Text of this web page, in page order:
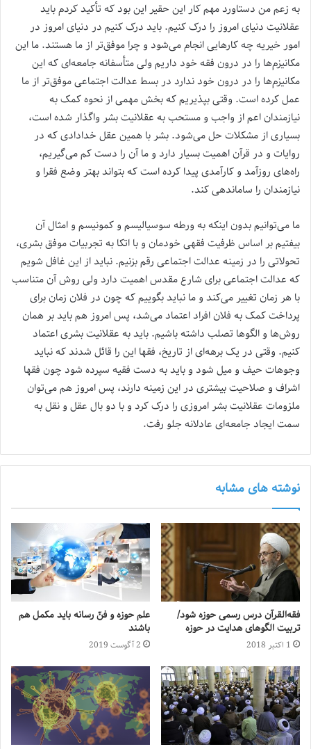
به زعم من دستاورد مهم کار این حقیر این بود که تأکید کردم باید
عقلانیت دنیای امروز را درک کنیم. باید درک کنیم در دنیای امروز در
امور خیریه چه کارهایی انجام می‌شود و چرا موفق‌تر از ما هستند. ما این
مکانیزم‌ها را در درون فقه خود داریم ولی متأسفانه جامعه‌ای که این
مکانیزم‌ها را در درون خود ندارد در بسط عدالت اجتماعی موفق‌تر از ما
عمل کرده است. وقتی بپذیریم که بخش مهمی از نحوه کمک به
نیازمندان اعم از واجب و مستحب به عقلانیت بشر واگذار شده است،
بسیاری از مشکلات حل می‌شود. بشر با همین عقل خدادادی که در
روایات و در قرآن اهمیت بسیار دارد و ما آن را دست کم می‌گیریم،
راه‌های روزآمد و کارآمدی پیدا کرده است که بتواند بهتر وضع فقرا و
نیازمندان را ساماندهی کند.
ما می‌توانیم بدون اینکه به ورطه سوسیالیسم و کمونیسم و امثال آن
بیفتیم بر اساس ظرفیت فقهی خودمان و با اتکا به تجربیات موفق بشری،
تحولاتی را در زمینه عدالت اجتماعی رقم بزنیم. نباید از این غافل شویم
که عدالت اجتماعی برای شارع مقدس اهمیت دارد ولی روش آن متناسب
با هر زمان تغییر می‌کند و ما نباید بگوییم که چون در فلان زمان برای
پرداخت کمک به فلان افراد اعتماد می‌شد، پس امروز هم باید بر همان
روش‌ها و الگوها تصلب داشته باشیم. باید به عقلانیت بشری اعتماد
کنیم. وقتی در یک برهه‌ای از تاریخ، فقها این را قائل شدند که نباید
وجوهات حیف و میل شود و باید به دست فقیه سپرده شود چون فقها
اشراف و صلاحیت بیشتری در این زمینه دارند، پس امروز هم می‌توان
ملزومات عقلانیت بشر امروزی را درک کرد و با دو بال عقل و نقل به
سمت ایجاد جامعه‌ای عادلانه جلو رفت.
نوشته های مشابه
فقه‌القرآن درس رسمی حوزه شود/
تربیت الگوهای هدایت در حوزه
1 اکتبر 2018
علم حوزه و فنّ رسانه باید مکمل هم
باشند
2 آگوست 2019